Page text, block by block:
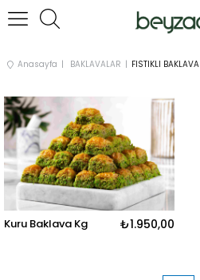
Anasayfa BAKLAVALAR FISTIKLI BAKLAVA
Kuru Baklava Kg ₺1.950,00